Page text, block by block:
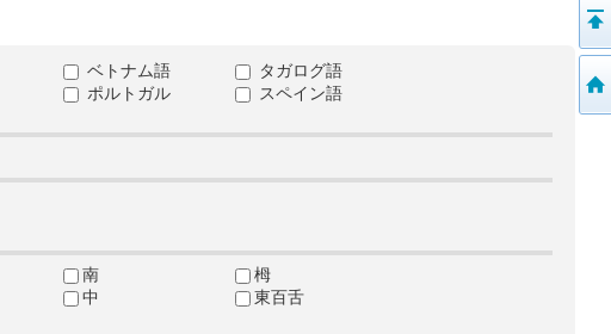
ベトナム語
タガログ語
ポルトガル
スペイン語
南
栂
中
東百舌